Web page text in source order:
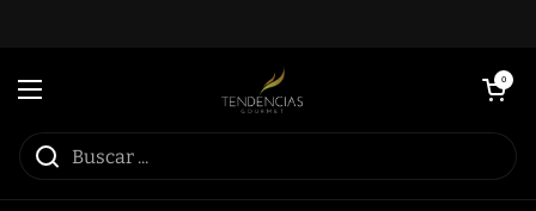
Abrir menú
Abrir carrito
0